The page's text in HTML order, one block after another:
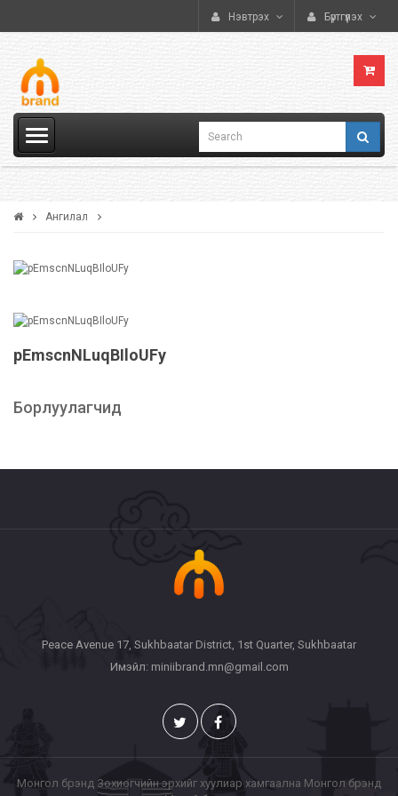
Нэвтрэх Бүртгүүлэх
Ангилал
pEmscnNLuqBIloUFy
Борлуулагчид
Peace Avenue 17, Sukhbaatar District, 1st Quarter, Sukhbaatar
Имэйл: miniibrand.mn@gmail.com
Монгол брэнд Зохиогчийн эрхийг хуулиар хамгаална Монгол брэнд